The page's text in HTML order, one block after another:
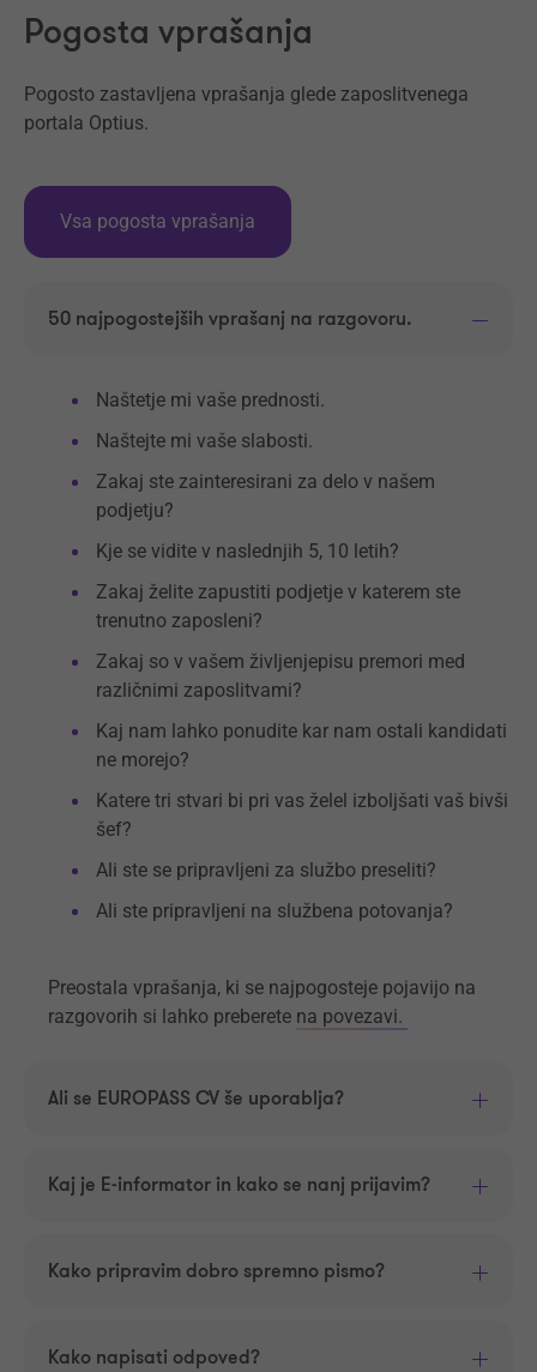
Pogosta vprašanja
Pogosto zastavljena vprašanja glede zaposlitvenega
portala Optius.
Vsa pogosta vprašanja
50 najpogostejših vprašanj na razgovoru.
Naštetje mi vaše prednosti.
Naštejte mi vaše slabosti.
Zakaj ste zainteresirani za delo v našem
podjetju?
Kje se vidite v naslednjih 5, 10 letih?
Zakaj želite zapustiti podjetje v katerem ste
trenutno zaposleni?
Zakaj so v vašem življenjepisu premori med
različnimi zaposlitvami?
Kaj nam lahko ponudite kar nam ostali kandidati
ne morejo?
Katere tri stvari bi pri vas želel izboljšati vaš bivši
šef?
Ali ste se pripravljeni za službo preseliti?
Ali ste pripravljeni na službena potovanja?
Preostala vprašanja, ki se najpogosteje pojavijo na
razgovorih si lahko preberete na povezavi.
Ali se EUROPASS CV še uporablja?
Kaj je E-informator in kako se nanj prijavim?
Kako pripravim dobro spremno pismo?
Kako napisati odpoved?